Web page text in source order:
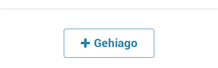
Gehiago